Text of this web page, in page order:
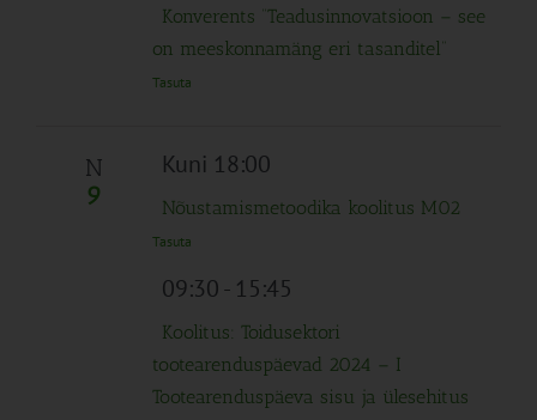
Konverents “Teadusinnovatsioon – see
on meeskonnamäng eri tasanditel”
Tasuta
N
9
Kuni 18:00
Nõustamismetoodika koolitus M02
Tasuta
09:30- 15:45
Koolitus: Toidusektori
tootearenduspäevad 2024 – I
Tootearenduspäeva sisu ja ülesehitus